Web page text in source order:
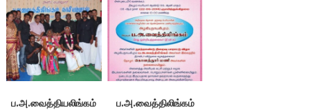
ப.அ.வைத்தியலிங்கம்
ப.அ.வைத்திலிங்கம்